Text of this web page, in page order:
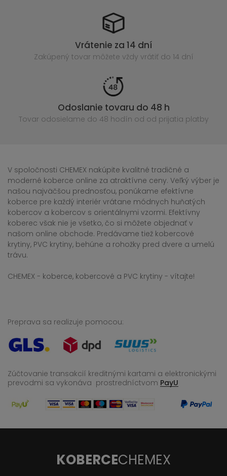
Vrátenie za 14 dní
Zakúpený tovar môžete vždy vrátiť do 14 dní
Odoslanie tovaru do 48 h
Tovar odosielame do 48 hodín od od prijatia platby
V spoločnosti CHEMEX nakúpite kvalitné tradičné a
moderné koberce online za atraktívne ceny. Veľký výber je
našou najväčšou prednosťou, ponúkame efektívne
koberce pre každý interiér vrátane módnych huňatých
kobercov a kobercov s orientálnymi vzormi. Efektívny
koberec však nie je všetko, čo si môžete objednať v
našom online obchode. Predávame tiež kobercové
krytiny, PVC krytiny, behúne a rohožky pred dvere a umelú
trávu.
CHEMEX - koberce, kobercové a PVC krytiny - vítajte!
Preprava sa realizuje pomocou:
Zúčtovanie transakcií kreditnými kartami a elektronickými
prevodmi sa vykonáva prostredníctvom PayU
KOBERCECHEMEX